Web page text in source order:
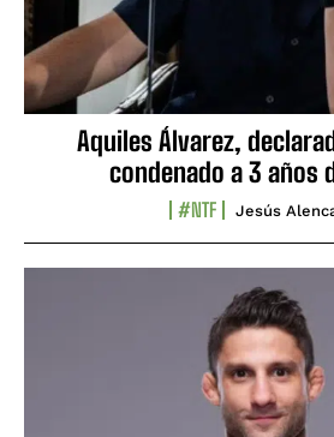
Aquiles Álvarez,
condenado a 3 años
#NTF Jesús